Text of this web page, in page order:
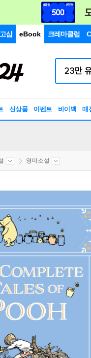
샵 eBook 크레마클럽
신상품 이벤트 바이백 매
영미소설